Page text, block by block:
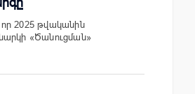
2025 թվականին
«Ծանուցման»